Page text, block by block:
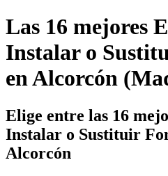
Las 16 mejores
Instalar o
enAlcorcón (
Elige entre las 16
Instalar o Sustituir
Alcorcón